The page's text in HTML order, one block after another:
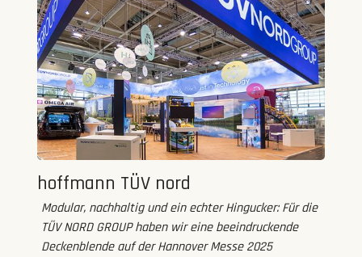
hoffmann TÜV nord
Modular, nachhaltig und ein echter Hingucker: Für die
TÜV NORD GROUP haben wir eine beeindruckende
Deckenblende auf der Hannover Messe 2025